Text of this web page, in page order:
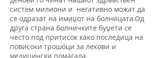
систем милиони и негативно можат да
се одразат на имиџот на болницата.Од
друга страна болничките буџети се
често под притисок како последица на
повисоки трошоци за лекови и
медицински помагала.